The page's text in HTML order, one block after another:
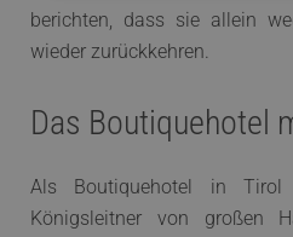
berichten, dass sie allein
wieder zurückkehren.
Das Boutiquehotel
Als Boutiquehotel in Tirol
Königsleitner von großen